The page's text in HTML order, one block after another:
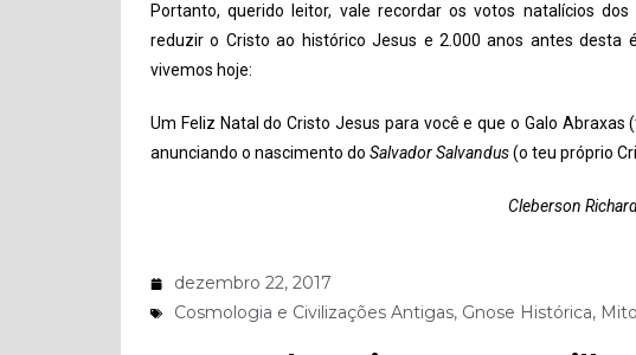
Portanto, querido leitor, vale recordar os votos natalícios
reduzir o Cristo ao histórico Jesus e 2.000 anos antes desta
vivemos hoje:
Um Feliz Natal do Cristo Jesus para você e que o Galo
anunciando o nascimento do Salvador Salvandus(o teu próprio
Cleberson
dezembro 22, 2017
Cosmologia e Civilizações Antigas, Gnose Histórica,